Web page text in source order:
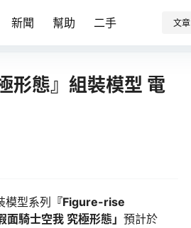
新聞 幫助 二手 文章
形態』組裝模型 電
型系列
『Figure-rise
面騎士空我 究極形態」 預計於